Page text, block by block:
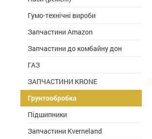
Гумо-технічні вироби
Запчастини Amazon
Запчастини до комбайну дон
ГАЗ
ЗАПЧАСТИНИ KRONE
Грунтообробка
Підшипники
Запчастини Kverneland